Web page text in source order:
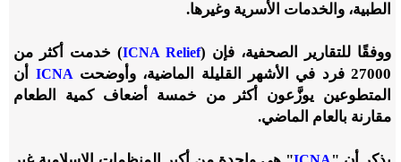
الطبية، والخدمات الأسرية وغيرها.
ووفقًا للتقارير الصحفية، فإن (ICNA Relief) خدمت أكثر من
27000 فرد في الأشهر القليلة الماضية، وأوضحت
ICNA
أن
المتطوعين يوزَّعون أكثر من خمسة أضعاف كمية الطعام
مقارنة بالعام الماضي.